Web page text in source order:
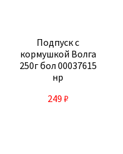
Подпуск с
кормушкой Волга
250г бол 00037615
нр
249 ₽